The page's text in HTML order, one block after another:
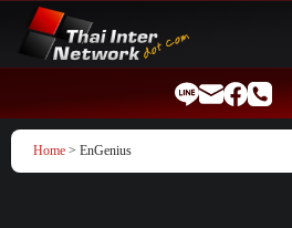
content
Home > EnGenius